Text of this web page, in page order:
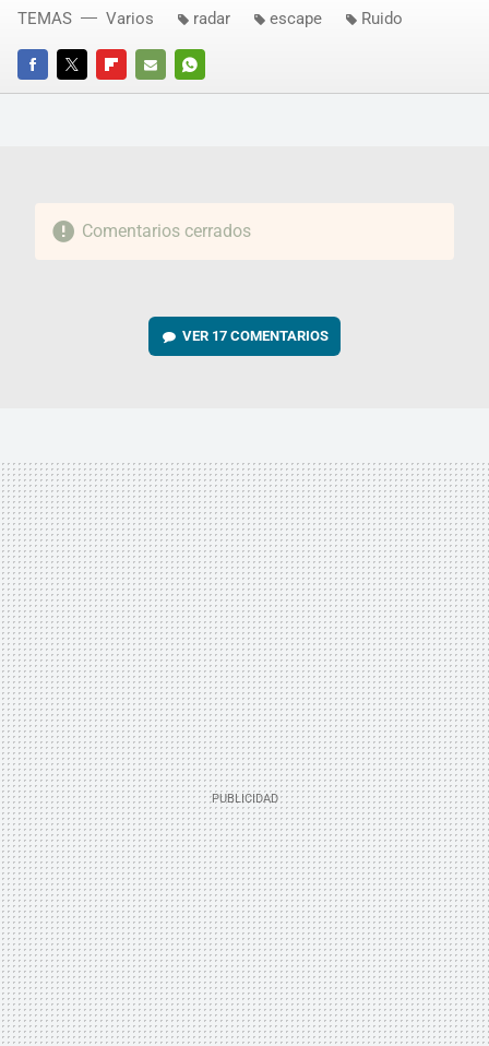
FACEBOOKTWITTERFLIPBOARD
E-
WHATSAPP
TEMAS Varios radar escape Ruido
Comentarios cerrados
VER 17 COMENTARIOS